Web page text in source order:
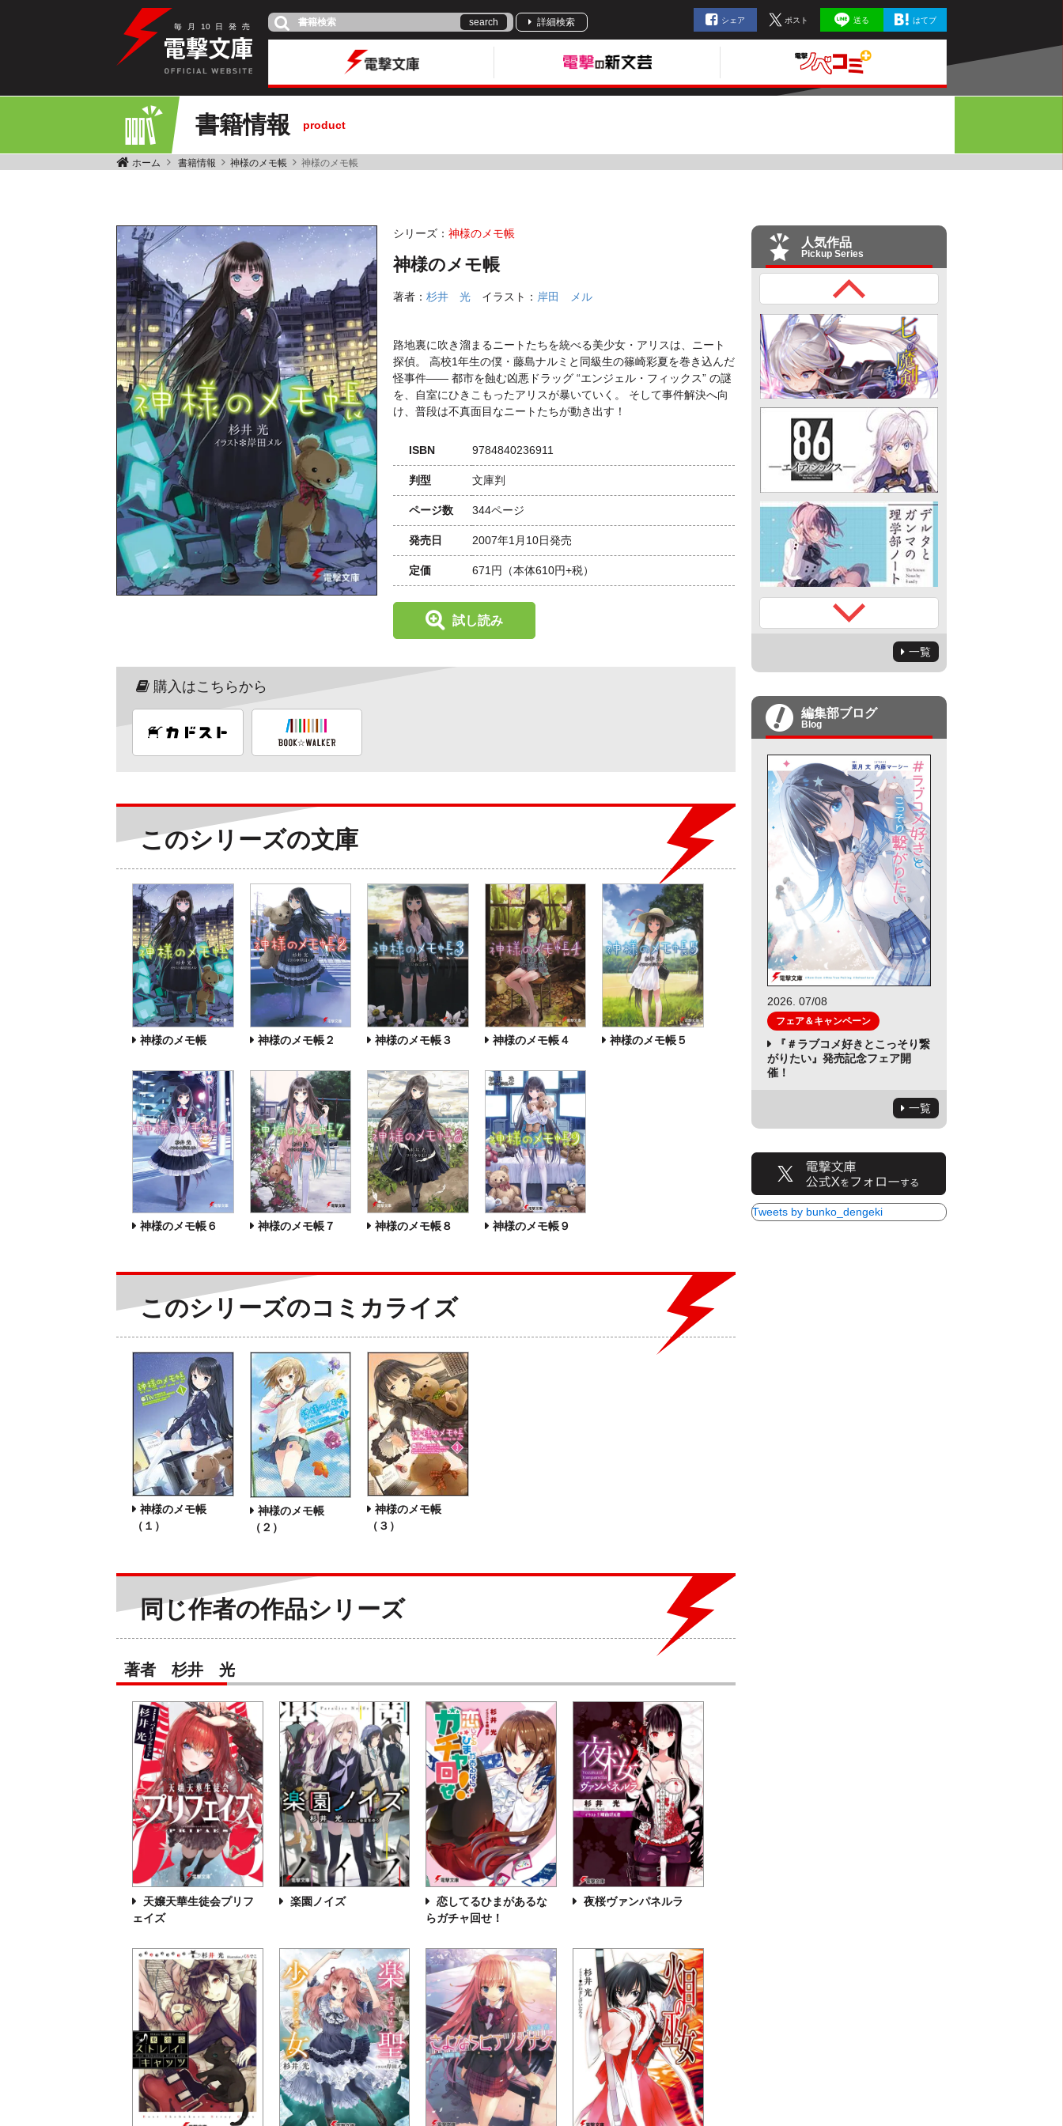
毎 月 10 日 発 売 search 詳細検索 シェア ポスト 送る はてブ
書籍情報 product
ホーム 書籍情報 神様のメモ帳 神様のメモ帳
シリーズ： 神様のメモ帳
神様のメモ帳
著者： 杉井 光 イラスト： 岸田 メル
路地裏に吹き溜まるニートたちを統べる美少女・アリスは、ニート
探偵。 高校1年生の僕・藤島ナルミと同級生の篠崎彩夏を巻き込んだ
怪事件―― 都市を蝕む凶悪ドラッグ “エンジェル・フィックス” の謎
を、自室にひきこもったアリスが暴いていく。 そして事件解決へ向
け、普段は不真面目なニートたちが動き出す！
ISBN 9784840236911
判型 文庫判
ページ数 344ページ
発売日 2007年1月10日発売
定価 671円 （本体610円+税）
試し読み
購入はこちらから
このシリーズの文庫
神様のメモ帳 神様のメモ帳２ 神様のメモ帳３ 神様のメモ帳４ 神様のメモ帳５
神様のメモ帳６ 神様のメモ帳７ 神様のメモ帳８ 神様のメモ帳９
このシリーズのコミカライズ
神様のメモ帳
（１）
神様のメモ帳
（２）
神様のメモ帳
（３）
同じ作者の作品シリーズ
著者 杉井 光
天嬢天華生徒会プリフ
ェイズ
楽園ノイズ
恋してるひまがあるな
らガチャ回せ！
夜桜ヴァンパネルラ
人気作品
Pickup Series
一覧
編集部ブログ
Blog
2026. 07/08
フェア＆キャンペーン
『＃ラブコメ好きとこっそり繋
がりたい』発売記念フェア開
催！
一覧
Tweets by bunko_dengeki